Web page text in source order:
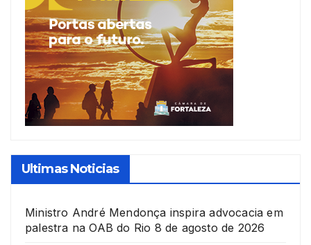
Ultimas Noticias
Ministro André Mendonça inspira advocacia em
palestra na OAB do Rio 8 de agosto de 2026